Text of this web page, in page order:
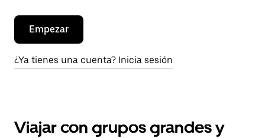
Empezar
¿Ya tienes una cuenta? Inicia sesión
Viajar con grupos grandes y